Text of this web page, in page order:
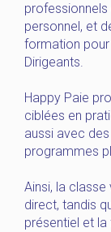
professionnels
personnel, et
formation
Dirigeants.
Happy Paie
ciblées en
aussi avec
programmes
Ainsi, la
direct, tandis
présentiel et